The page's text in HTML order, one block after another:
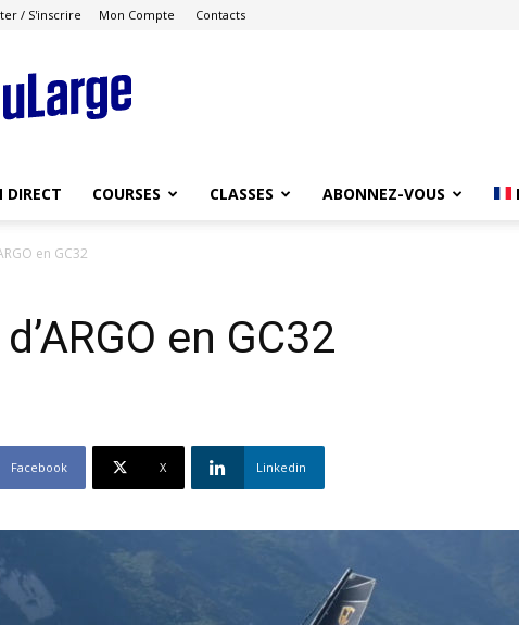
/ S'inscrire Mon Compte Contacts
DIRECT COURSES CLASSES ABONNEZ-VOUS
en GC32
en GC32
Facebook X Linkedin